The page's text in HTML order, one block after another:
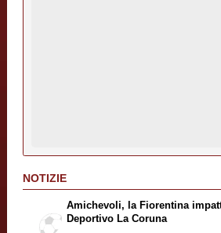
NOTIZIE
Amichevoli, la Fiorentina
Deportivo La Coruna